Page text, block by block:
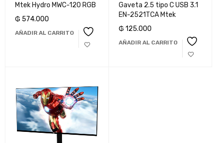
Mtek Hydro MWC-120 RGB
₲ 574.000
AÑADIR AL CARRITO
Gaveta 2.5 tipo C USB 3.1
EN-2521TCA Mtek
₲ 125.000
AÑADIR AL CARRITO